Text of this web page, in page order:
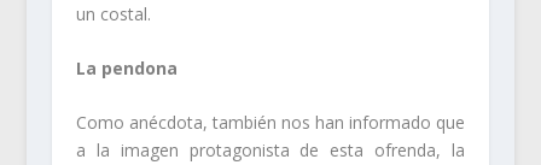
un costal.
La pendona
Como anécdota, también nos han informado que
a la imagen protagonista de esta ofrenda, la